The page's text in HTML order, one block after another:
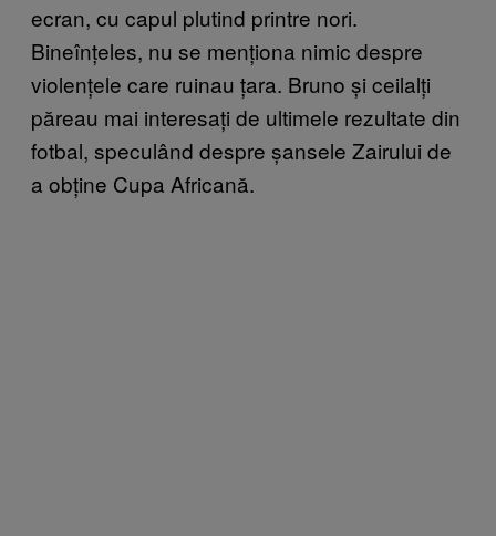
ecran, cu capul plutind printre nori.
Bineînțeles, nu se menționa nimic despre
violențele care ruinau țara. Bruno și ceilalți
păreau mai interesați de ultimele rezultate din
fotbal, speculând despre șansele Zairului de
a obține Cupa Africană.